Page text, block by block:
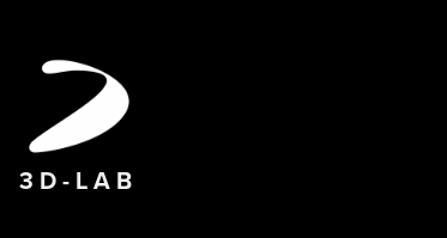
3 D - L A B